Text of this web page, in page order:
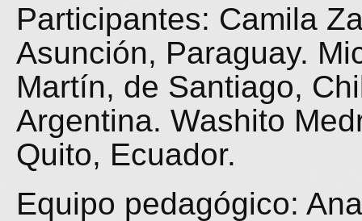
Participantes: Camila
Asunción, Paraguay.
Martín, de Santiago,
Argentina. Washito
Quito, Ecuador.
Equipo pedagógico: